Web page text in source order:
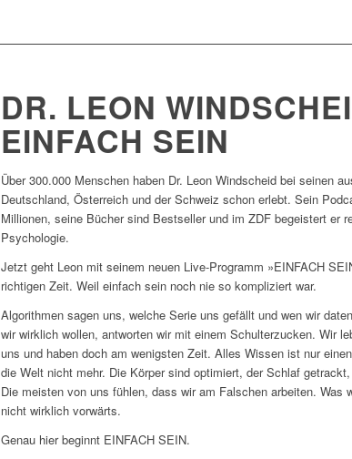
DR. LEON
EINFACH SEIN
Über 300.000 Menschen haben Dr. Leon Windscheid bei seinen
Deutschland, Österreich und der Schweiz schon erlebt. Sein
Millionen, seine Bücher sind Bestseller und im ZDF begeistert er
Psychologie.
Jetzt geht Leon mit seinem neuen Live-Programm »EINFACH
richtigen Zeit. Weil einfach sein noch nie so kompliziert war.
Algorithmen sagen uns, welche Serie uns gefällt und wen wir
wir wirklich wollen, antworten wir mit einem Schulterzucken. Wir
uns und haben doch am wenigsten Zeit. Alles Wissen ist nur
die Welt nicht mehr. Die Körper sind optimiert, der Schlaf
Die meisten von uns fühlen, dass wir am Falschen arbeiten. Was
nicht wirklich vorwärts.
Genau hier beginnt EINFACH SEIN.